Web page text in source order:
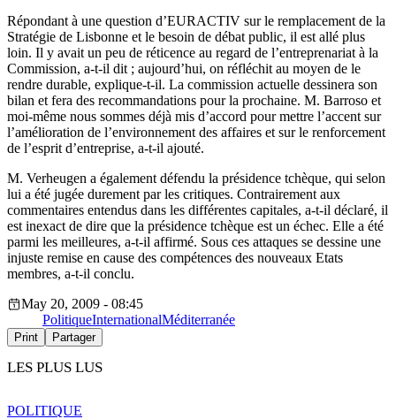
Répondant à une question d’EURACTIV sur le remplacement de la
Stratégie de Lisbonne et le besoin de débat public, il est allé plus
loin. Il y avait un peu de réticence au regard de l’entreprenariat à la
Commission, a-t-il dit ; aujourd’hui, on réfléchit au moyen de le
rendre durable, explique-t-il. La commission actuelle dessinera son
bilan et fera des recommandations pour la prochaine. M. Barroso et
moi-même nous sommes déjà mis d’accord pour mettre l’accent sur
l’amélioration de l’environnement des affaires et sur le renforcement
de l’esprit d’entreprise, a-t-il ajouté.
M. Verheugen a également défendu la présidence tchèque, qui selon
lui a été jugée durement par les critiques. Contrairement aux
commentaires entendus dans les différentes capitales, a-t-il déclaré, il
est inexact de dire que la présidence tchèque est un échec. Elle a été
parmi les meilleures, a-t-il affirmé. Sous ces attaques se dessine une
injuste remise en cause des compétences des nouveaux Etats
membres, a-t-il conclu.
May 20, 2009 - 08:45
PolitiqueInternationalMéditerranée
Print Partager
LES PLUS LUS
POLITIQUE